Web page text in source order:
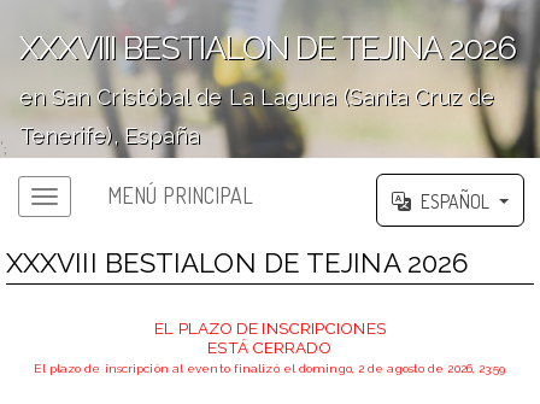
XXXVIII BESTIALON DE TEJINA 2026
en San Cristóbal de La Laguna (Santa Cruz de
Tenerife), España
';
MENÚ PRINCIPAL ESPAÑOL
XXXVIII BESTIALON DE TEJINA 2026
EL PLAZO DE INSCRIPCIONES
ESTÁ CERRADO
El plazo de inscripción al evento finalizó el domingo, 2 de agosto de 2026, 23:59